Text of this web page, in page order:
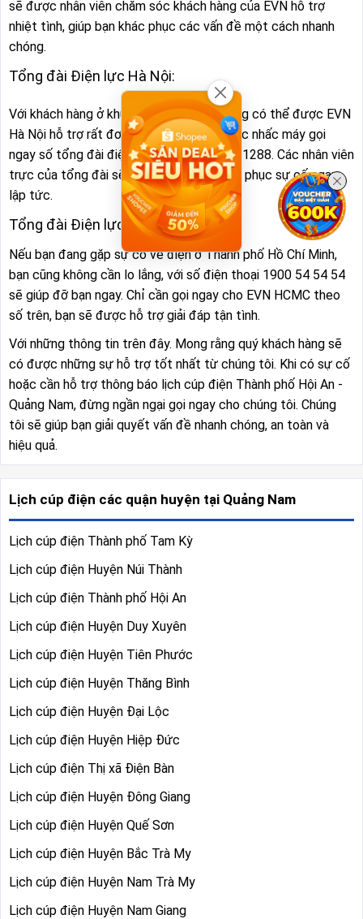
sẽ được nhân viên chăm sóc khách hàng của EVN hỗ trợ
nhiệt tình, giúp bạn khác phục các vấn đề một cách nhanh
chóng.
Tổng đài Điện lực Hà Nội:
Với khách hàng ở khu vực Hà Nội, bạn cũng có thể được EVN
Hà Nội hỗ trợ rất đơn giản, chỉ với thao tác nhấc máy gọi
ngay số tổng đài điện lực Hà Nội là 1900 1288. Các nhân viên
trực của tổng đài sẽ hướng dẫn bạn khác phục sự cố ngay
lập tức.
Tổng đài Điện lực TP. Hồ Chí Minh:
Nếu bạn đang gặp sự cố về điện ở Thành phố Hồ Chí Minh,
bạn cũng không cần lo lắng, với số điện thoại 1900 54 54 54
sẽ giúp đỡ bạn ngay. Chỉ cần gọi ngay cho EVN HCMC theo
số trên, bạn sẽ được hỗ trợ giải đáp tận tình.
Với những thông tin trên đây. Mong rằng quý khách hàng sẽ
có được những sự hỗ trợ tốt nhất từ chúng tôi. Khi có sự cố
hoặc cần hỗ trợ thông báo lịch cúp điện Thành phố Hội An -
Quảng Nam, đừng ngần ngại gọi ngay cho chúng tôi. Chúng
tôi sẽ giúp bạn giải quyết vấn đề nhanh chóng, an toàn và
hiệu quả.
Lịch cúp điện các quận huyện tại Quảng Nam
Lịch cúp điện Thành phố Tam Kỳ
Lịch cúp điện Huyện Núi Thành
Lịch cúp điện Thành phố Hội An
Lịch cúp điện Huyện Duy Xuyên
Lịch cúp điện Huyện Tiên Phước
Lịch cúp điện Huyện Thăng Bình
Lịch cúp điện Huyện Đại Lộc
Lịch cúp điện Huyện Hiệp Đức
Lịch cúp điện Thị xã Điện Bàn
Lịch cúp điện Huyện Đông Giang
Lịch cúp điện Huyện Quế Sơn
Lịch cúp điện Huyện Bắc Trà My
Lịch cúp điện Huyện Nam Trà My
Lịch cúp điện Huyện Nam Giang